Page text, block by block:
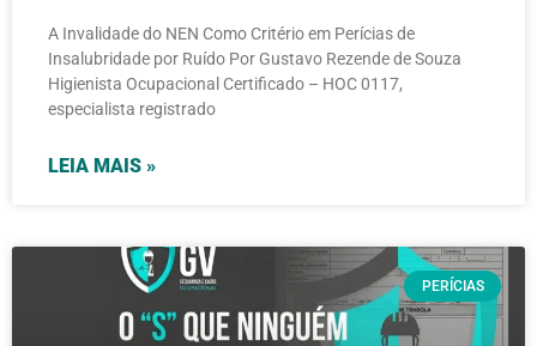
A Invalidade do NEN Como Critério em Perícias de
Insalubridade por Ruído Por Gustavo Rezende de Souza
Higienista Ocupacional Certificado – HOC 0117,
especialista registrado
LEIA MAIS »
PERÍCIAS